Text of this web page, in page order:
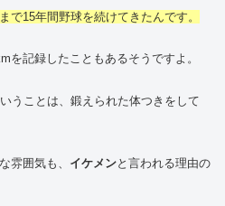
で15年間野球を続けてきたんです。
を記録したこともあるそうですよ。
うことは、鍛えられた体つきをして
雰囲気も、 イケメンと言われる理由の